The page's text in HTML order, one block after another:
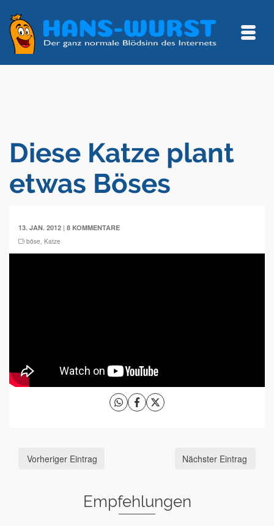
Diese Katze plant
etwas Böses
13. JAN. 2012 | 8 KOMMENTARE
böse, Katze
Vorheriger Eintrag Nächster Eintrag
Empfehlungen